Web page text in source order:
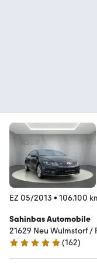
EZ 05/2013 • 106.100
Sahinbas Automobile
21629 Neu Wulmstorf /
4.8 Sterne
(162)